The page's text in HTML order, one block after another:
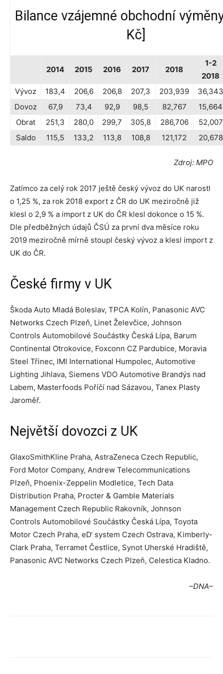
Bilance vzájemné obchodní
Kč]
2014 2015 2016 2017 2018
1-2
2018
Vývoz
183,4 206,6 206,8 207,3 203,939
36,343
Dovoz
67,9 73,4 92,9 98,5 82,767
15,664
Obrat
251,3 280,0 299,7 305,8 286,706
52,007
Saldo
115,5 133,2 113,8 108,8 121,172 20,678
Zdroj: MPO
Zatímco za celý rok 2017 ještě český vývoz do UK narostl
o 1,25 %, za rok 2018 export z ČR do UK meziročně již
klesl o 2,9 % a import z UK do ČR klesl dokonce o 15 %.
Dle předběžných údajů ČSÚ za první dva měsíce roku
2019 meziročně mírně stoupl český vývoz a klesl import z
UK do ČR.
České firmy v UK
Škoda Auto Mladá Boleslav, TPCA Kolín, Panasonic AVC
Networks Czech Plzeň, Linet Želevčice, Johnson
Controls Automobilové Součástky Česká Lípa, Barum
Continental Otrokovice, Foxconn CZ Pardubice, Moravia
Steel Třinec, IMI International Humpolec, Automotive
Lighting Jihlava, Siemens VDO Automotive Brandýs nad
Labem, Masterfoods Poříčí nad Sázavou, Tanex Plasty
Jaroměř.
Největší dovozci z UK
GlaxoSmithKline Praha, AstraZeneca Czech Republic,
Ford Motor Company, Andrew Telecommunications
Plzeň, Phoenix-Zeppelin Modletice, Tech Data
Distribution Praha, Procter & Gamble Materials
Management Czech Republic Rakovník, Johnson
Controls Automobilové Součástky Česká Lípa, Toyota
Motor Czech Praha, eD‘ system Czech Ostrava, Kimberly-
Clark Praha, Terramet Čestlice, Synot Uherské Hradiště,
Panasonic AVC Networks Czech Plzeň, Celestica Kladno.
–DNA–